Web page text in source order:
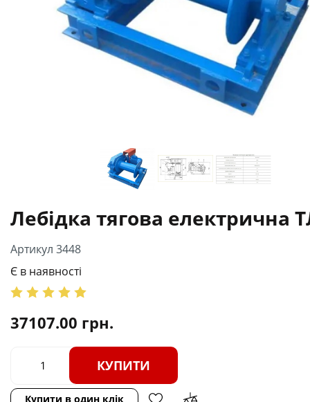
Лебідка тягова електрична
Артикул 3448
Є в наявності
37107.00 грн.
КУПИТИ
Купити в один клік